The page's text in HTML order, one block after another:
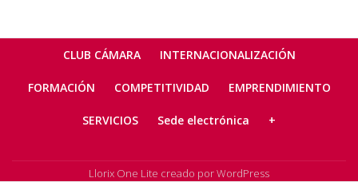
Menú
secundario
CLUB CÁMARA INTERNACIONALIZACIÓN
FORMACIÓN COMPETITIVIDAD EMPRENDIMIENTO
SERVICIOS Sede electrónica +
Llorix One Lite creado porWordPress